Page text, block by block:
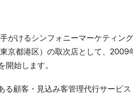
がけるシンフォニーマーケティン
京都港区）の取次店として、2009
始します。
る顧客・見込み客管理代行サービ